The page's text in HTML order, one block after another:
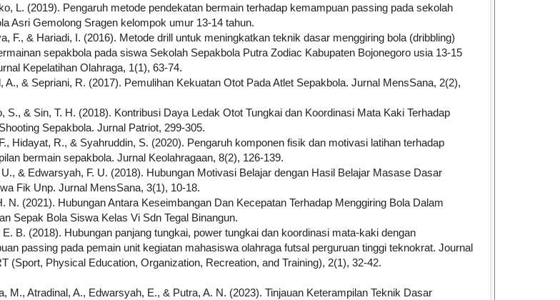
L. (2019). Pengaruh metode pendekatan bermain terhadap kemampuan passing pada sekolah
Asri Gemolong Sragen kelompok umur 13-14 tahun.
F., & Hariadi, I. (2016). Metode drill untuk meningkatkan teknik dasar menggiring bola (dribbling)
sepakbola pada siswa Sekolah Sepakbola Putra Zodiac Kabupaten Bojonegoro usia 13-15
Kepelatihan Olahraga, 1(1), 63-74.
A., & Sepriani, R. (2017). Pemulihan Kekuatan Otot Pada Atlet Sepakbola. Jurnal MensSana, 2(2),
S., & Sin, T. H. (2018). Kontribusi Daya Ledak Otot Tungkai dan Koordinasi Mata Kaki Terhadap
Sepakbola. Jurnal Patriot, 299-305.
Hidayat, R., & Syahruddin, S. (2020). Pengaruh komponen fisik dan motivasi latihan terhadap
bermain sepakbola. Jurnal Keolahragaan, 8(2), 126-139.
U., & Edwarsyah, F. U. (2018). Hubungan Motivasi Belajar dengan Hasil Belajar Masase Dasar
Fik Unp. Jurnal MensSana, 3(1), 10-18.
N. (2021). Hubungan Antara Keseimbangan Dan Kecepatan Terhadap Menggiring Bola Dalam
Sepak Bola Siswa Kelas Vi Sdn Tegal Binangun.
E. B. (2018). Hubungan panjang tungkai, power tungkai dan koordinasi mata-kaki dengan
passing pada pemain unit kegiatan mahasiswa olahraga futsal perguruan tinggi teknokrat. Journal
(Sport, Physical Education, Organization, Recreation, and Training), 2(1), 32-42.
M., Atradinal, A., Edwarsyah, E., & Putra, A. N. (2023). Tinjauan Keterampilan Teknik Dasar